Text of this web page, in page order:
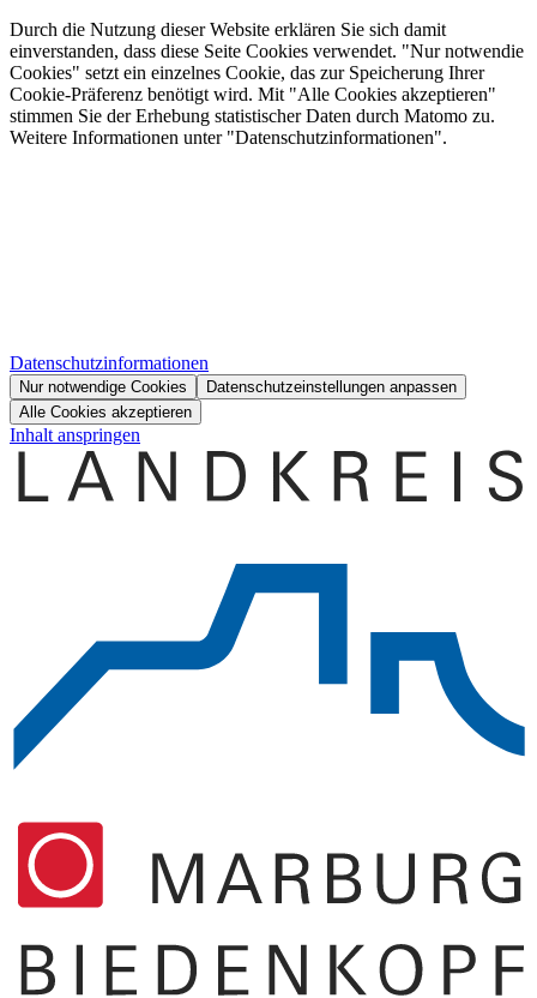
Durch die Nutzung dieser Website erklären Sie sich damit
einverstanden, dass diese Seite Cookies verwendet. "Nur notwendie
Cookies" setzt ein einzelnes Cookie, das zur Speicherung Ihrer
Cookie-Präferenz benötigt wird. Mit "Alle Cookies akzeptieren"
stimmen Sie der Erhebung statistischer Daten durch Matomo zu.
Weitere Informationen unter "Datenschutzinformationen".
Datenschutzinformationen
Nur notwendige Cookies
Datenschutzeinstellungen anpassen
Alle Cookies akzeptieren
Inhalt anspringen